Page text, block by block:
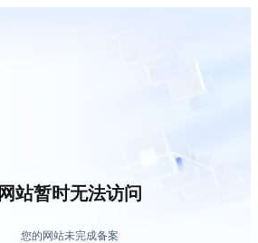
网站暂时无法访问
您的网站未完成备案